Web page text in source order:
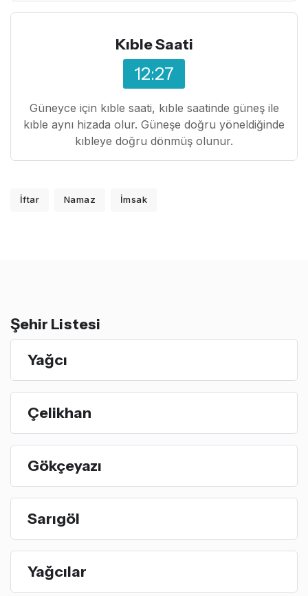
Kıble Saati
12:27
Güneyce için kıble saati, kıble saatinde güneş ile
kıble aynı hizada olur. Güneşe doğru yöneldiğinde
kıbleye doğru dönmüş olunur.
İftar Namaz İmsak
Şehir Listesi
Yağcı
Çelikhan
Gökçeyazı
Sarıgöl
Yağcılar